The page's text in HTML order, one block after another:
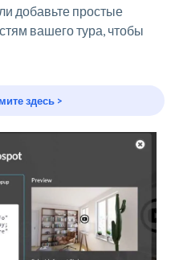
добавьте простые
вашего тура, чтобы
здесь >